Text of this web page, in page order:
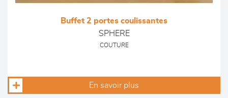
Buffet 2 portes coulissantes
SPHERE
COUTURE
En savoir plus